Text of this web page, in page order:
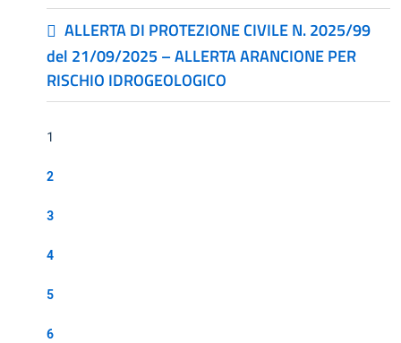
ALLERTA DI PROTEZIONE CIVILE N. 2025/99
del 21/09/2025 – ALLERTA ARANCIONE PER
RISCHIO IDROGEOLOGICO
1
2
3
4
5
6